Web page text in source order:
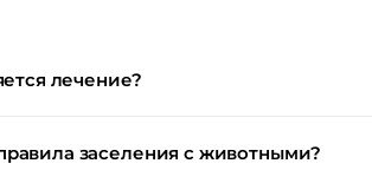
лечение?
заселения с животными?